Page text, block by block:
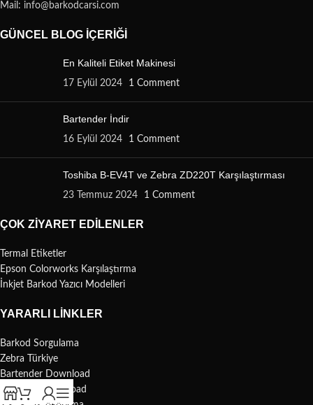
Mail: info@barkodcarsi.com
GÜNCEL BLOG İÇERIĞI
En Kaliteli Etiket Makinesi
17 Eylül 2024 1 Comment
Bartender İndir
16 Eylül 2024 1 Comment
Toshiba B-EV4T ve Zebra ZD220T Karşılaştırması
23 Temmuz 2024 1 Comment
ÇOK ZIYARET EDILENLER
Termal Etiketler
Epson Colorworks Karşılaştırma
İnkjet Barkod Yazıcı Modelleri
YARARLI LINKLER
Barkod Sorgulama
Zebra Türkiye
Bartender Download
Nicelabel Download